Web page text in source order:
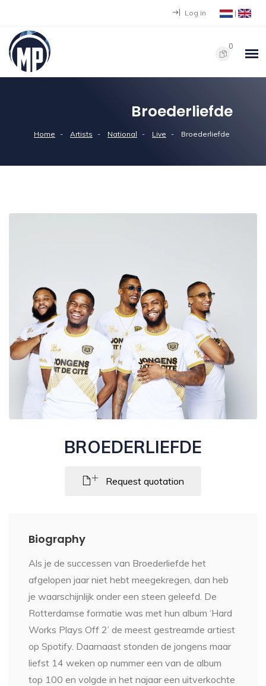
Log in |
0
Broederliefde
Home Artists National Live Broederliefde
BROEDERLIEFDE
Request quotation
Biography
Als je de successen van Broederliefde het
afgelopen jaar niet hebt meegekregen, dan heb
je waarschijnlijk onder een steen geleefd. De
Rotterdamse formatie was met hun album ‘Hard
Works Plays Off 2’ de meest gestreamde artiest
op Spotify. Daarnaast stonden de jongens maar
liefst 14 weken op nummer een van de album
top 100 en volgde in het najaar een uitverkochte